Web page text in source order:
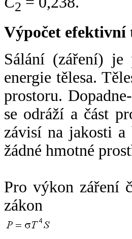
2
Výpočet
Sálání (záření) je
energie tělesa.
prostoru.
se odráží a část
závisí na jakosti a
žádné hmotné
Pro výkon záření
zákon